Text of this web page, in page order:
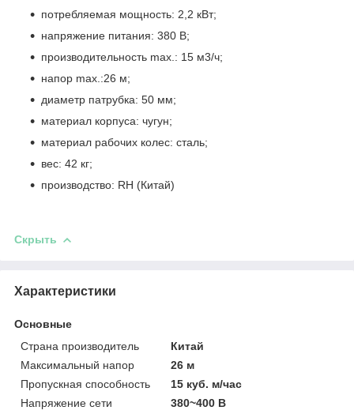
потребляемая мощность: 2,2 кВт;
напряжение питания: 380 В;
производительность max.: 15 м3/ч;
напор max.:26 м;
диаметр патрубка: 50 мм;
материал корпуса: чугун;
материал рабочих колес: сталь;
вес: 42 кг;
производство: RH (Китай)
Скрыть
Характеристики
Основные
Страна производитель
Китай
Максимальный напор
26 м
Пропускная способность
15 куб. м/час
Напряжение сети
380~400 В